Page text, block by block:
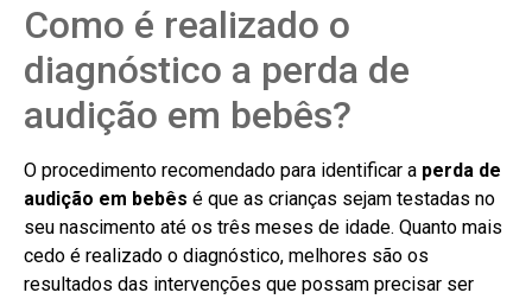
Como é realizado o
diagnóstico a perda de
audição em bebês?
O procedimento recomendado para identificar a perda de
audição em bebês é que as crianças sejam testadas no
seu nascimento até os três meses de idade. Quanto mais
cedo é realizado o diagnóstico, melhores são os
resultados das intervenções que possam precisar ser